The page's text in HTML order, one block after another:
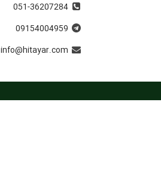
051-36207284
09154004959
info@hitayar.com